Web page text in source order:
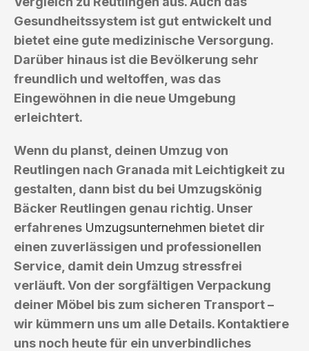
Gesundheitssystem ist gut entwickelt und
bietet eine gute medizinische Versorgung.
Darüber hinaus ist die Bevölkerung sehr
freundlich und weltoffen, was das
Eingewöhnen in die neue Umgebung
erleichtert.
Wenn du planst, deinen Umzug von
Reutlingen nach Granada mit Leichtigkeit zu
gestalten, dann bist du bei Umzugskönig
Bäcker Reutlingen genau richtig. Unser
erfahrenes Umzugsunternehmen bietet dir
einen zuverlässigen und professionellen
Service, damit dein Umzug stressfrei
verläuft. Von der sorgfältigen Verpackung
deiner Möbel bis zum sicheren Transport –
wir kümmern uns um alle Details. Kontaktiere
uns noch heute für ein unverbindliches